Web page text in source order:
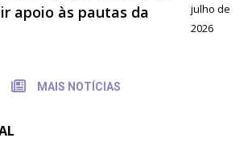
apoio às pautas da
julho de
2026
MAIS NOTÍCIAS